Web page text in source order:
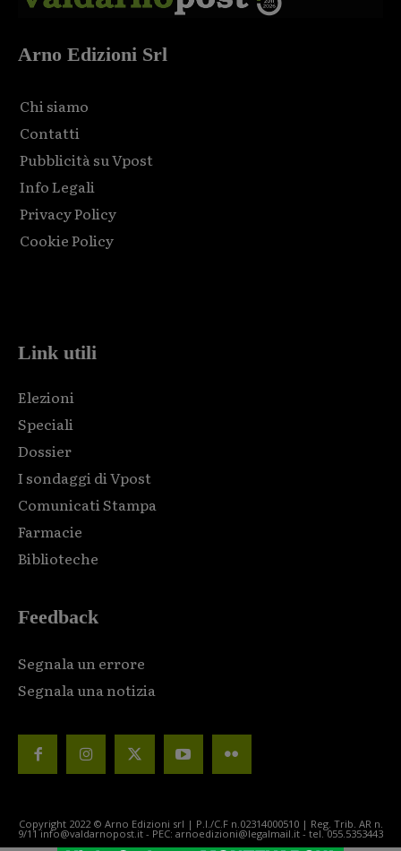
Arno Edizioni Srl
Chi siamo
Contatti
Pubblicità su Vpost
Info Legali
Privacy Policy
Cookie Policy
Link utili
Elezioni
Speciali
Dossier
I sondaggi di Vpost
Comunicati Stampa
Farmacie
Biblioteche
Feedback
Segnala un errore
Segnala una notizia
Copyright 2022 © Arno Edizioni srl | P.I./C.F n.02314000510 | Reg. Trib. AR n.
9/11 info@valdarnopost.it - PEC: arnoedizioni@legalmail.it - tel. 055.5353443